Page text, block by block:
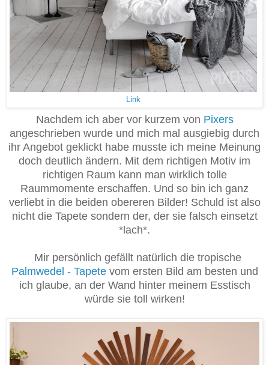
Link
Nachdem ich aber vor kurzem von Pixers
angeschrieben wurde und mich mal ausgiebig durch
ihr Angebot geklickt habe musste ich meine Meinung
doch deutlich ändern. Mit dem richtigen Motiv im
richtigen Raum kann man wirklich tolle
Raummomente erschaffen. Und so bin ich ganz
verliebt in die beiden obereren Bilder! Schuld ist also
nicht die Tapete sondern der, der sie falsch einsetzt
*lach*.
Mir persönlich gefällt natürlich die tropische
Palmwedel - Tapetevom ersten Bild am besten und
ich glaube, an der Wand hinter meinem Esstisch
würde sie toll wirken!